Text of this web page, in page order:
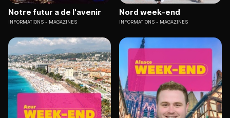
Notre futur a de l'avenir
INFORMATIONS MAGAZINES
Nord week-end
INFORMATIONS MAGAZINES